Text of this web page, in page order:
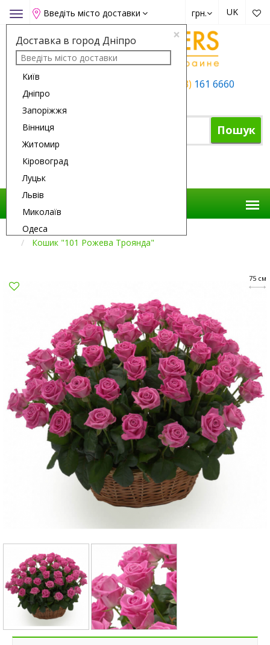
Toggle
navigation
Введіть місто доставки
×
Доставка в город Дніпро
Київ
Дніпро
Запоріжжя
Вінниця
Житомир
Кіровоград
Луцьк
Львів
Миколаїв
Одеса
Полтава
UK
грн.
+38 (063) 161 6660
Пошук
Доставка Квітів
Кошик "101 Рожева Троянда"
75 см